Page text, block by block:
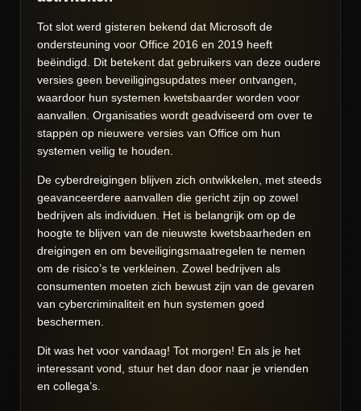
Tot slot werd gisteren bekend dat Microsoft de
ondersteuning voor Office 2016 en 2019 heeft
beëindigd. Dit betekent dat gebruikers van deze oudere
versies geen beveiligingsupdates meer ontvangen,
waardoor hun systemen kwetsbaarder worden voor
aanvallen. Organisaties wordt geadviseerd om over te
stappen op nieuwere versies van Office om hun
systemen veilig te houden.
De cyberdreigingen blijven zich ontwikkelen, met steeds
geavanceerdere aanvallen die gericht zijn op zowel
bedrijven als individuen. Het is belangrijk om op de
hoogte te blijven van de nieuwste kwetsbaarheden en
dreigingen en om beveiligingsmaatregelen te nemen
om de risico’s te verkleinen. Zowel bedrijven als
consumenten moeten zich bewust zijn van de gevaren
van cybercriminaliteit en hun systemen goed
beschermen.
Dit was het voor vandaag! Tot morgen! En als je het
interessant vond, stuur het dan door naar je vrienden
en collega’s.